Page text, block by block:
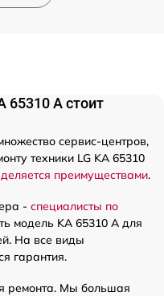
65310 A стоит
сервис-центров,
техники LG KA 65310
преимуществами.
- специалисты по
модель KA 65310 A для
На все виды
гарантия.
ремонта. Мы большая